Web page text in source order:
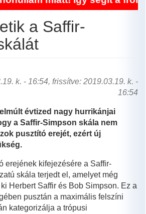
a Saffir-
k. - 16:54, frissítve: 2019.03.19. k. -
16:54
évtized nagy hurrikánjai
a Saffir-Simpson skála nem
pusztító erejét, ezért új
erejének kifejezésére a Saffir-
skála terjedt el, amelyet még
Herbert Saffir és Bob Simpson. Ez a
pusztán a maximális felszíni
kategorizálja a trópusi